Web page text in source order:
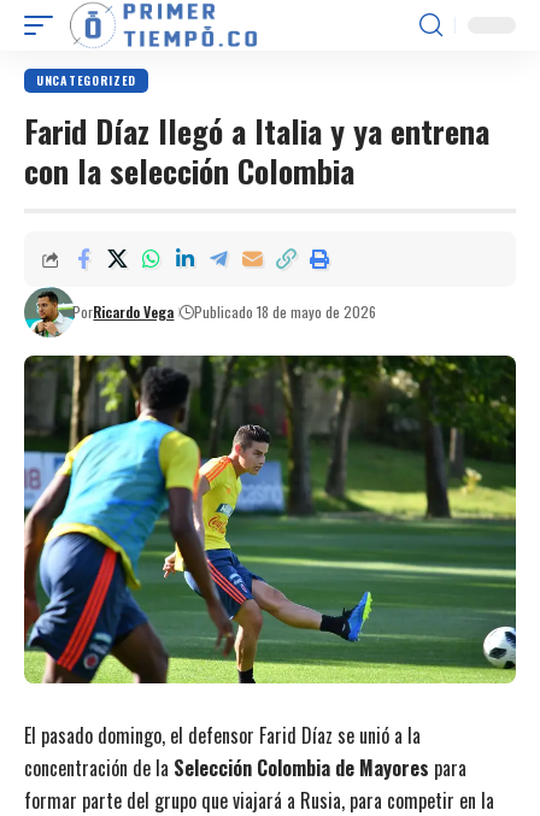
UNCATEGORIZED
Farid Díaz llegó a Italia y ya entrena
con la selección Colombia
PorRicardo Vega Publicado 18 de mayo de 2026
El pasado domingo, el defensor Farid Díaz se unió a la
concentración de la Selección Colombia de Mayores para
formar parte del grupo que viajará a Rusia, para competir en la